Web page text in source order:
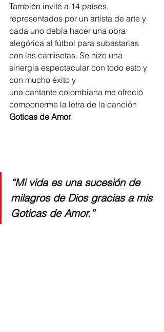
También invité a 14 países,
representados por un artista de arte y
cada uno debía hacer una obra
alegórica al fútbol para subastarlas
con las camisetas. Se hizo una
sinergia espectacular con todo esto y
con mucho éxito y
una cantante colombiana me ofreció
componerme la letra de la canción
Goticas de Amor.
“Mi vida es una sucesión de
milagros de Dios gracias a mis
Goticas de Amor.”